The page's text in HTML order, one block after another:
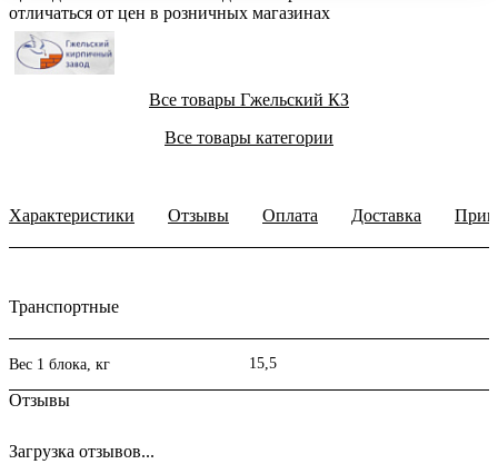
отличаться от цен в розничных магазинах
Все товары Гжельский КЗ
Все товары категории
Характеристики Отзывы Оплата Доставка
Транспортные
Вес 1 блока, кг 15,5
Отзывы
Загрузка отзывов...